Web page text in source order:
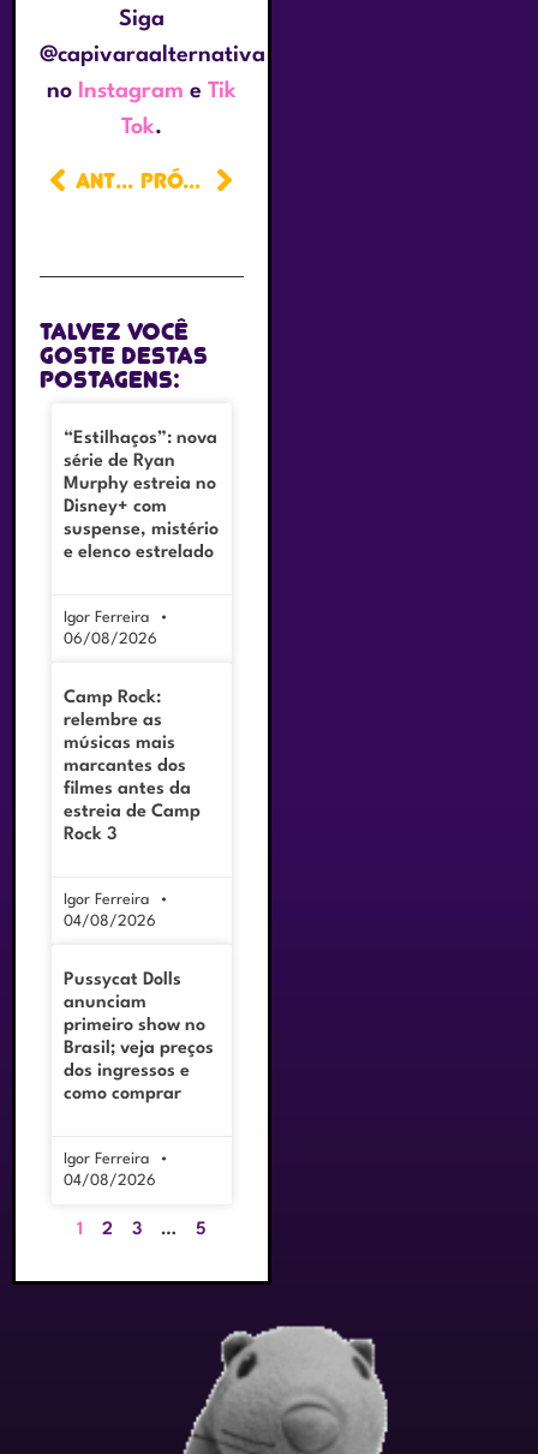
Siga
@capivaraalternativa
no Instagram e Tik
Tok.
ANTERIOR PRÓXIMO
Talvez você
goste destas
postagens:
“Estilhaços”: nova
série de Ryan
Murphy estreia no
Disney+ com
suspense, mistério
e elenco estrelado
Igor Ferreira
06/08/2026
Camp Rock:
relembre as
músicas mais
marcantes dos
filmes antes da
estreia de Camp
Rock 3
Igor Ferreira
04/08/2026
Pussycat Dolls
anunciam
primeiro show no
Brasil; veja preços
dos ingressos e
como comprar
Igor Ferreira
04/08/2026
1 2 3 … 5